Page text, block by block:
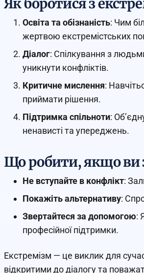
Як боротися з
Освіта та обізнаність: Чим
жертвою екстремістських
Діалог: Спілкування з
уникнути конфліктів.
Критичне мислення:
приймати рішення.
Підтримка спільноти:
ненависті та упереджень.
Що робити, якщо ви
Не вступайте в конфлікт:
Покажіть альтернативу:
Звертайтеся за допомогою:
професійної підтримки.
Екстремізм — це виклик для
відкритими до діалогу та